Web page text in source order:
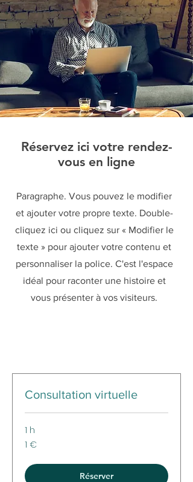
Réservez ici votre rendez-
vous en ligne
Paragraphe. Vous pouvez le modifier
et ajouter votre propre texte. Double-
cliquez ici ou cliquez sur « Modifier le
texte » pour ajouter votre contenu et
personnaliser la police. C'est l'espace
idéal pour raconter une histoire et
vous présenter à vos visiteurs.
Consultation virtuelle
1 h
1
euro
1 €
Réserver